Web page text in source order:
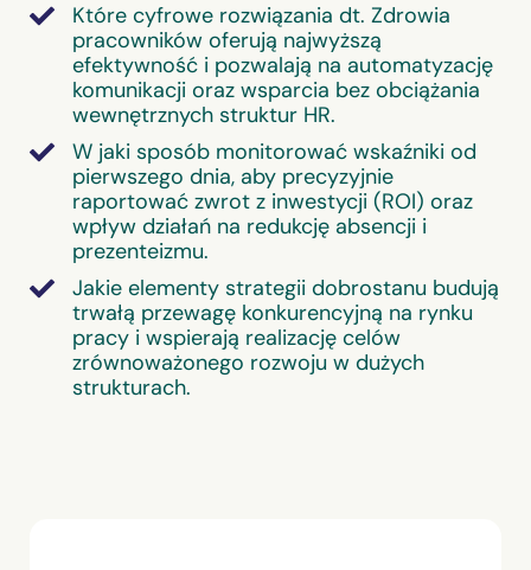
Które cyfrowe rozwiązania dt. Zdrowia
pracowników oferują najwyższą
efektywność i pozwalają na automatyzację
komunikacji oraz wsparcia bez obciążania
wewnętrznych struktur HR.
W jaki sposób monitorować wskaźniki od
pierwszego dnia, aby precyzyjnie
raportować zwrot z inwestycji (ROI) oraz
wpływ działań na redukcję absencji i
prezenteizmu.
Jakie elementy strategii dobrostanu budują
trwałą przewagę konkurencyjną na rynku
pracy i wspierają realizację celów
zrównoważonego rozwoju w dużych
strukturach.